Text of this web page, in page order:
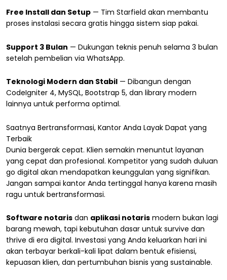
Free Install dan Setup — Tim Starfield akan membantu
proses instalasi secara gratis hingga sistem siap pakai.
Support 3 Bulan — Dukungan teknis penuh selama 3 bulan
setelah pembelian via WhatsApp.
Teknologi Modern dan Stabil — Dibangun dengan
CodeIgniter 4, MySQL, Bootstrap 5, dan library modern
lainnya untuk performa optimal.
Saatnya Bertransformasi, Kantor Anda Layak Dapat yang
Terbaik
Dunia bergerak cepat. Klien semakin menuntut layanan
yang cepat dan profesional. Kompetitor yang sudah duluan
go digital akan mendapatkan keunggulan yang signifikan.
Jangan sampai kantor Anda tertinggal hanya karena masih
ragu untuk bertransformasi.
Software notaris dan aplikasi notaris modern bukan lagi
barang mewah, tapi kebutuhan dasar untuk survive dan
thrive di era digital. Investasi yang Anda keluarkan hari ini
akan terbayar berkali-kali lipat dalam bentuk efisiensi,
kepuasan klien, dan pertumbuhan bisnis yang sustainable.